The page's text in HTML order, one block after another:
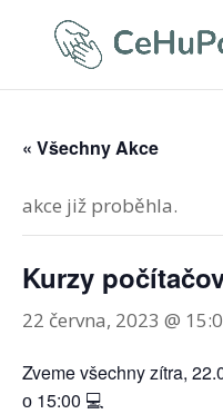
« Všechny Akce
akce již proběhla.
Kurzy
22 června, 2023 @
Zveme všechny zítra,
о 15:00 💻